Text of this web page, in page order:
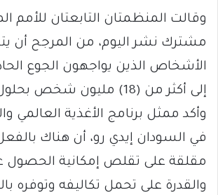
وقالت المنظمتان التابعتان للأمم
مشترك نشر اليوم، من المرجح أن
الأشخاص الذين يواجهون الجوع
إلى أكثر من (18) مليون شخص بحلول سبتمبر 2022.
وأكد ممثل برنامج الأغذية العالمي
في السودان إيدي رو، أن هناك
مقلقة على تقلص إمكانية الحصول
والقدرة على تحمل تكاليفه وتوفره